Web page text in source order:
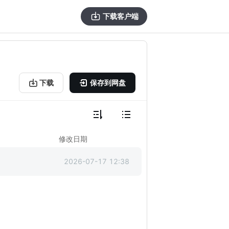
下载客户端
下载 保存到网盘
修改日期
2026-07-17 12:38